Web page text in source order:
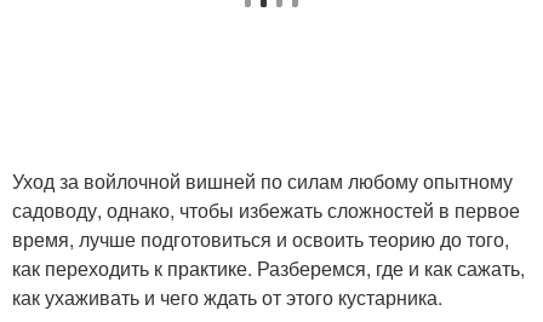
Уход за войлочной вишней по силам любому опытному
садоводу, однако, чтобы избежать сложностей в первое
время, лучше подготовиться и освоить теорию до того,
как переходить к практике. Разберемся, где и как сажать,
как ухаживать и чего ждать от этого кустарника.